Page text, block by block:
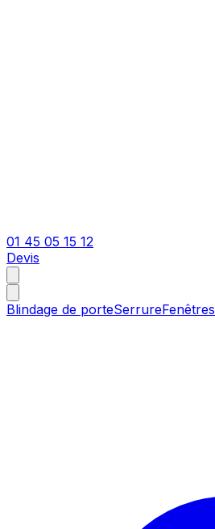
01 45 05 15 12
Devis
Blindage de porteSerrureFenêtres